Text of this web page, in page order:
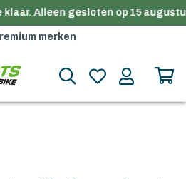
Alleen gesloten op 15
in België vanaf €100
merken
in België vanaf €100